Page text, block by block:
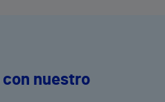
nuestro